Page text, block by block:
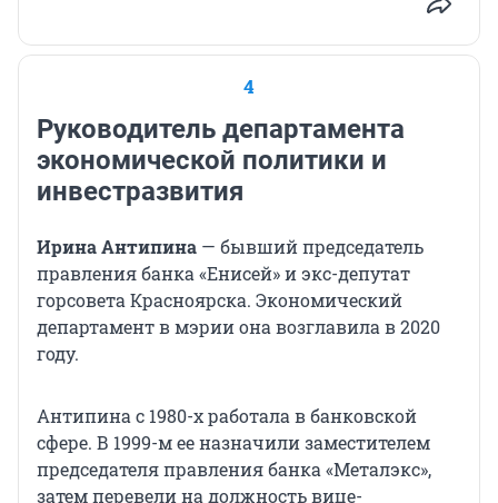
4
Руководитель департамента
экономической политики и
инвестразвития
Ирина Антипина — бывший председатель
правления банка «Енисей» и экс-депутат
горсовета Красноярска. Экономический
департамент в мэрии она возглавила в 2020
году.
Антипина с 1980-х работала в банковской
сфере. В 1999-м ее назначили заместителем
председателя правления банка «Металэкс»,
затем перевели на должность вице-